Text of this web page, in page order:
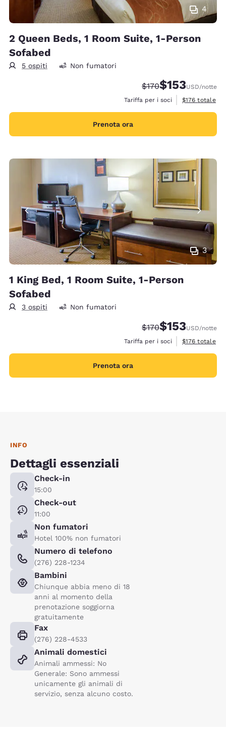
4
2 Queen Beds, 1 Room Suite, 1-Person
Sofabed
5 ospiti Non fumatori
Tariffa di barratura:
$170Tariffa scontata:
$153USD/notte
Tariffa per i soci
Visualizza i
$176 totale
Prenota ora
3
1 King Bed, 1 Room Suite, 1-Person
Sofabed
3 ospiti Non fumatori
Tariffa di barratura:
$170Tariffa scontata:
$153USD/notte
Tariffa per i soci
Visualizza i
$176 totale
Prenota ora
INFO
Dettagli essenziali
Check-in
15:00
Check-out
11:00
Non fumatori
Hotel 100% non fumatori
Numero di telefono
(276) 228-1234
Bambini
Chiunque abbia meno di 18
anni al momento della
prenotazione soggiorna
gratuitamente
Fax
(276) 228-4533
Animali domestici
Animali ammessi: No
Generale: Sono ammessi
unicamente gli animali di
servizio, senza alcuno costo.